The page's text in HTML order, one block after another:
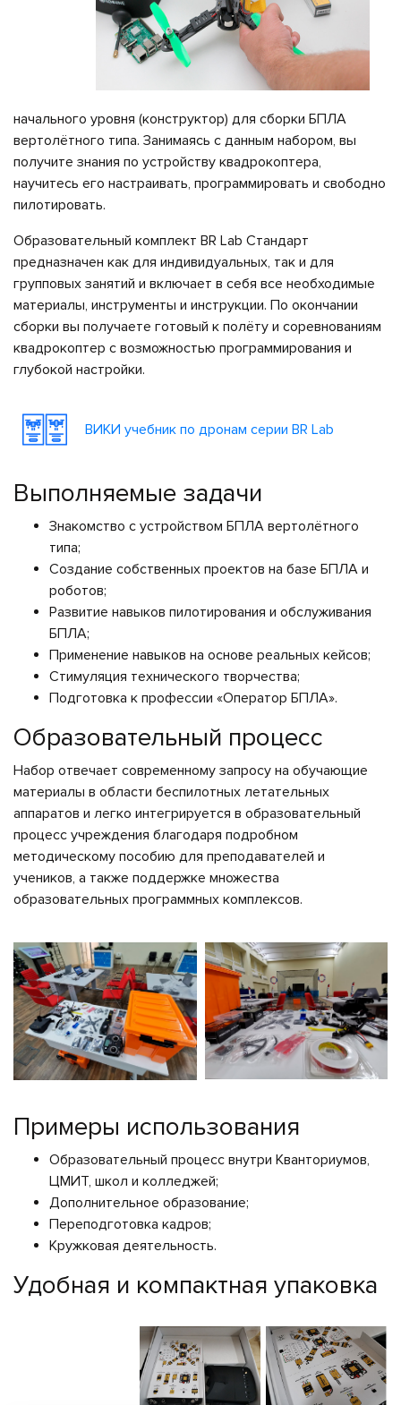
начального уровня (конструктор) для сборки БПЛА
вертолётного типа. Занимаясь с данным набором, вы
получите знания по устройству квадрокоптера,
научитесь его настраивать, программировать и свободно
пилотировать.
Образовательный комплект BR Lab Стандарт
предназначен как для индивидуальных, так и для
групповых занятий и включает в себя все необходимые
материалы, инструменты и инструкции. По окончании
сборки вы получаете готовый к полёту и соревнованиям
квадрокоптер с возможностью программирования и
глубокой настройки.
ВИКИ учебник по дронам серии BR Lab
Выполняемые задачи
Знакомство с устройством БПЛА вертолётного
типа;
Создание собственных проектов на базе БПЛА и
роботов;
Развитие навыков пилотирования и обслуживания
БПЛА;
Применение навыков на основе реальных кейсов;
Стимуляция технического творчества;
Подготовка к профессии «Оператор БПЛА».
Образовательный процесс
Набор отвечает современному запросу на обучающие
материалы в области беспилотных летательных
аппаратов и легко интегрируется в образовательный
процесс учреждения благодаря подробном
методическому пособию для преподавателей и
учеников, а также поддержке множества
образовательных программных комплексов.
Примеры использования
Образовательный процесс внутри Кванториумов,
ЦМИТ, школ и колледжей;
Дополнительное образование;
Переподготовка кадров;
Кружковая деятельность.
Удобная и компактная упаковка